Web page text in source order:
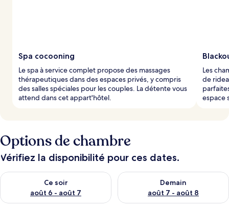
Spa cocooning
Le spa à service complet propose des massages
thérapeutiques dans des espaces privés, y compris
des salles spéciales pour les couples. La détente vous
attend dans cet appart'hôtel.
Les
de
espace
Options de chambre
Vérifiez la disponibilité pour ces dates.
Ce soir
août 6 - août 7
Vérifier la disponibilité pour ce soir août 6 - août 7
Demain
août 7 - août 8
Vérifier la disponibilité pour